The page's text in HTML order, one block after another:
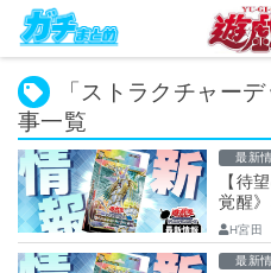
「ストラクチャー
事一覧
最新
【待
覚醒
ッキ
H宮田
最新